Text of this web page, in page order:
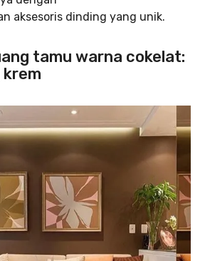
aksesoris dinding yang unik.
tamu warna cokelat: